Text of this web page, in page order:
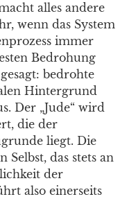
alles andere
wenn das System
immer
Bedrohung
bedrohte
Hintergrund
Der „Jude“ wird
die der
liegt. Die
das stets an
der
also einerseits